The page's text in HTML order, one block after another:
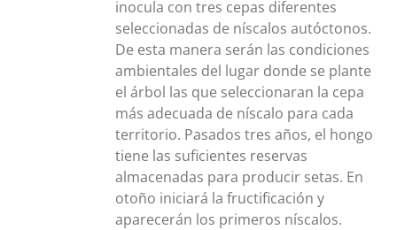
inocula con tres cepas diferentes
seleccionadas de níscalos autóctonos.
De esta manera serán las condiciones
ambientales del lugar donde se plante
el árbol las que seleccionaran la cepa
más adecuada de níscalo para cada
territorio. Pasados tres años, el hongo
tiene las suficientes reservas
almacenadas para producir setas. En
otoño iniciará la fructificación y
aparecerán los primeros níscalos.